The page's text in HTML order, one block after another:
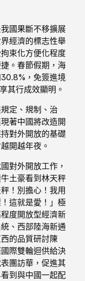
國果斷不移擴展
經濟的標志性舉
束化方便化程度
。春節假期，海
，免簽進境
其行成效顯明。
定、規制、治
著中國將改造開
對外開放的基礎
開越年夜。
對外開放工作，
土豪看到林天秤
！別擔心！我用
這就是愛！」極
度開放型經濟新
、西部陸海新通
的品質研討陳
際雙輪迴供給決
團訪華，促進其
到與中國一起配